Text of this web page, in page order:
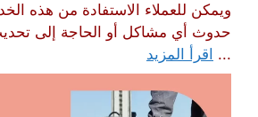
ويمكن للعملاء الاستفادة من هذه
حدوث أي مشاكل أو الحاجة إلى
... اقرأ المزيد